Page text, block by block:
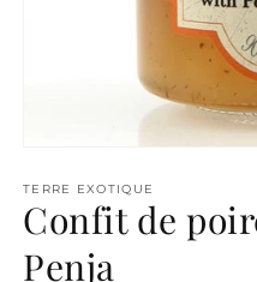
média
1
dans
fenêtre
TERRE EXOTIQUE
Confit de
Penja